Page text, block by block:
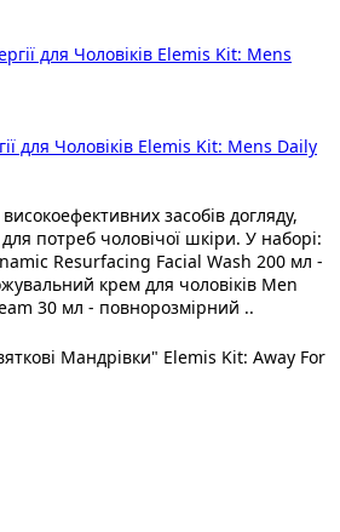
для Чоловіків Elemis Kit: Mens Daily
засобів догляду,
потреб чоловічої шкіри. У наборі:
Resurfacing Facial Wash 200 мл -
крем для чоловіків Men
30 мл - повнорозмірний ..
Мандрівки" Elemis Kit: Away For